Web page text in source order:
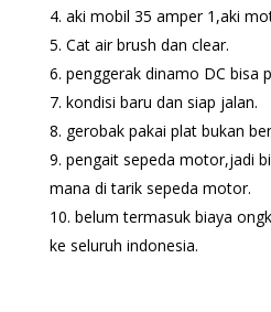
aki mobil 35 amper 1,aki
Cat air brush dan clear.
penggerak dinamo DC bisa
kondisi baru dan siap jalan.
gerobak pakai plat bukan
pengait sepeda motor,jadi
mana di tarik sepeda motor.
belum termasuk biaya
ke seluruh indonesia.